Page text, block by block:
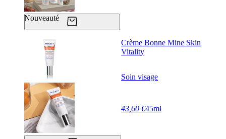
Nouveauté
Crème Bonne Mine Skin
Vitality
Soin visage
43,60 €45ml